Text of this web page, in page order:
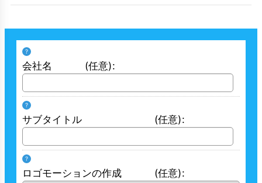
?
会社名 (任意):
?
サブタイトル (任意):
?
ロゴモーションの作成 (任意):